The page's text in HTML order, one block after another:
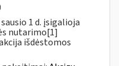
1 d. įsigalioja
nutarimo[1]
išdėstomos